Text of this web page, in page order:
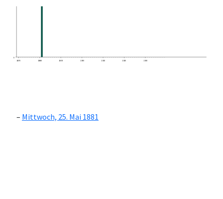
0
1870
1880 1890 1900 1910 1920 1930
Mittwoch, 25. Mai 1881